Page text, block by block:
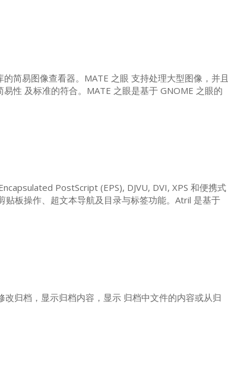
简易图像查看器。 MATE 之眼 支持处理大型图像，并且
性 及标准的符合。 MATE 之眼是基于 GNOME 之眼的
PostScript (EPS), DJVU, DVI, XPS 和便携式
板操作、超文本导航及目录与标签功能。Atril 是基于
归档，显示归档内容，显示 归档中文件的内容或从归